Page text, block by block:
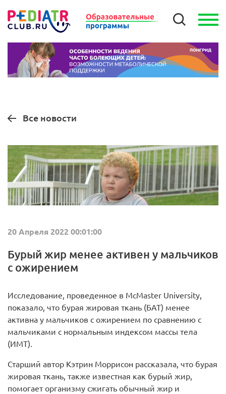
Все новости
20 Апреля 2022 00:01:00
Бурый жир менее активен у мальчиков
с ожирением
Исследование, проведенное в McMaster University,
показало, что бурая жировая ткань (БАТ) менее
активна у мальчиков с ожирением по сравнению с
мальчиками с нормальным индексом массы тела
(ИМТ).
Старший автор Кэтрин Моррисон рассказала, что бурая
жировая ткань, также известная как бурый жир,
помогает организму сжигать обычный жир и